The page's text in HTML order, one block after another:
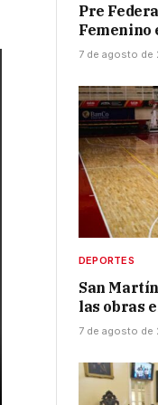
Pre
Femenino
7 de agosto de
DEPORTES
San
las obras
7 de agosto de